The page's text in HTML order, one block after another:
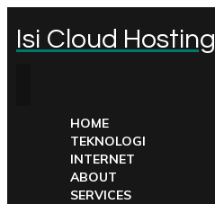
Isi Cloud Hosting
HOME
TEKNOLOGI
INTERNET
ABOUT
SERVICES